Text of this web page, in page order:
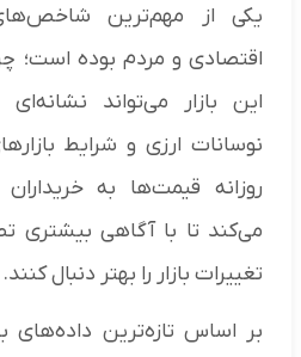
یکی از مهم‌ترین
اقتصادی و مردم بوده است؛
این بازار می‌تواند
نوسانات ارزی و شرایط
روزانه قیمت‌ها به
می‌کند تا با آگاهی بیشتری
تغییرات بازار را بهتر دنبال کنند.
بر اساس تازه‌ترین داده‌های